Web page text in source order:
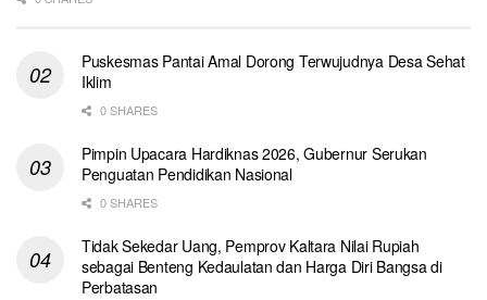
Puskesmas Pantai Amal Dorong Terwujudnya Desa Sehat
Iklim
0 SHARES
Pimpin Upacara Hardiknas 2026, Gubernur Serukan
Penguatan Pendidikan Nasional
0 SHARES
Tidak Sekedar Uang, Pemprov Kaltara Nilai Rupiah
sebagai Benteng Kedaulatan dan Harga Diri Bangsa di
Perbatasan